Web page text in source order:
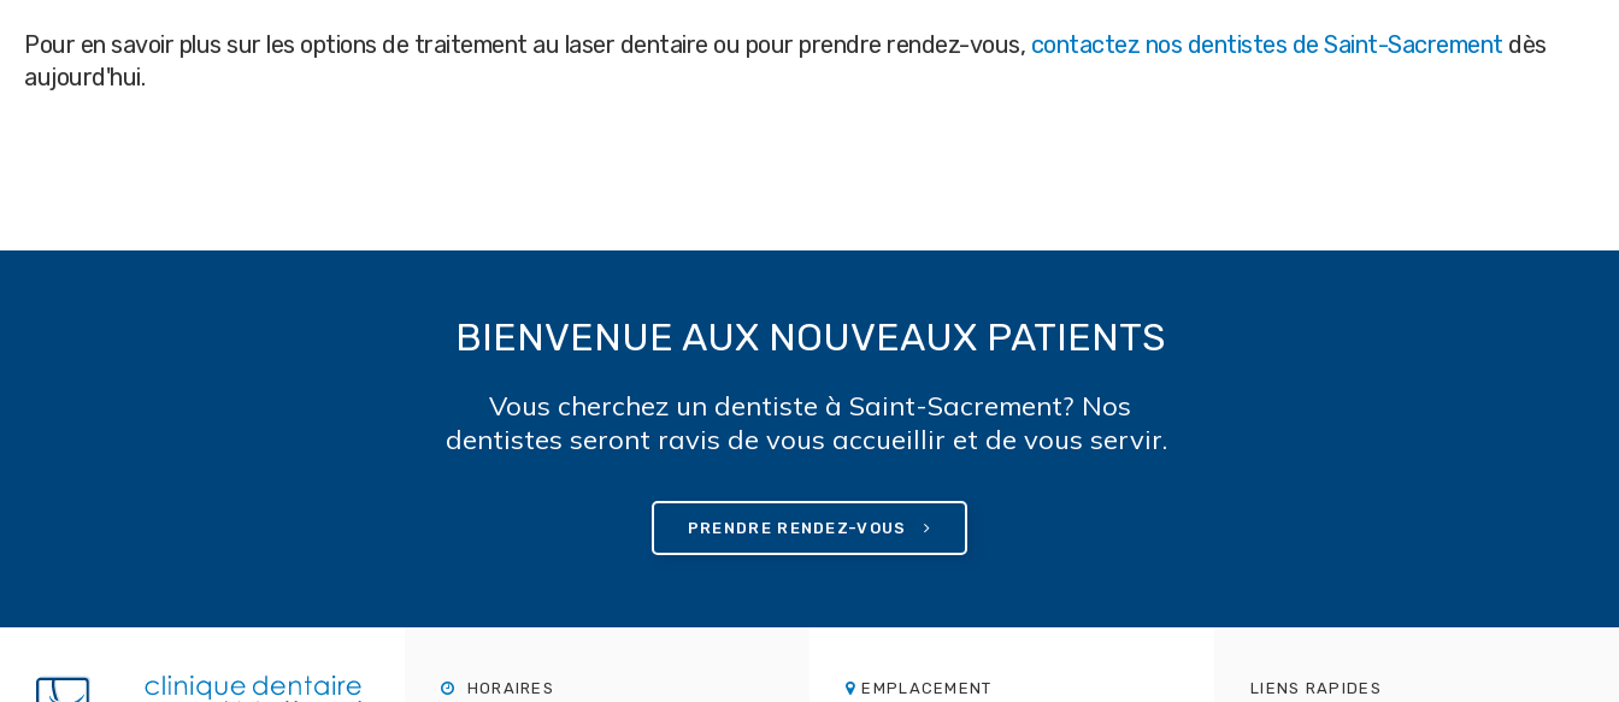
Pour en savoir plus sur les options de traitement au laser dentaire ou pour prendre rendez-vous, contactez nos dentistes de Saint-Sacrement dès
aujourd'hui.
BIENVENUE AUX NOUVEAUX PATIENTS
Vous cherchez un dentiste à Saint-Sacrement? Nos
dentistes seront ravis de vous accueillir et de vous servir.
PRENDRE RENDEZ-VOUS
HORAIRES EMPLACEMENT LIENS RAPIDES